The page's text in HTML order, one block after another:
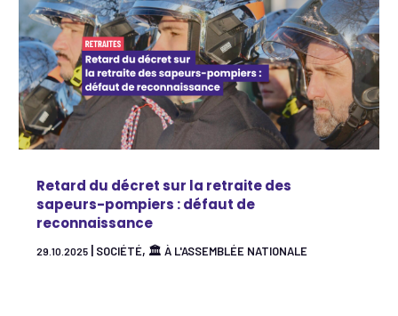
Retard du décret sur la retraite des
sapeurs-pompiers : défaut de
reconnaissance
29.10.2025 SOCIÉTÉ, 🏛 À L'ASSEMBLÉE NATIONALE